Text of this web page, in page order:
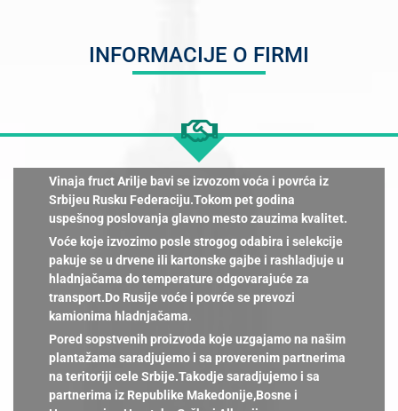
INFORMACIJE O FIRMI
Vinaja fruct Arilje bavi se izvozom voća i povrća iz
Srbijeu Rusku Federaciju.Tokom pet godina
uspešnog poslovanja glavno mesto zauzima kvalitet.
Voće koje izvozimo posle strogog odabira i selekcije
pakuje se u drvene ili kartonske gajbe i rashladjuje u
hladnjačama do temperature odgovarajuće za
transport.Do Rusije voće i povrće se prevozi
kamionima hladnjačama.
Pored sopstvenih proizvoda koje uzgajamo na našim
plantažama saradjujemo i sa proverenim partnerima
na teritoriji cele Srbije.Takodje saradjujemo i sa
partnerima iz Republike Makedonije,Bosne i